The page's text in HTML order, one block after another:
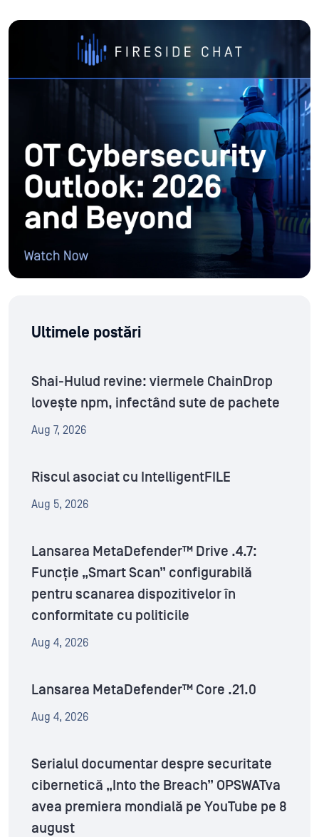
Ultimele postări
Shai-Hulud revine: viermele ChainDrop
lovește npm, infectând sute de pachete
Aug 7, 2026
Riscul asociat cu IntelligentFILE
Aug 5, 2026
Lansarea MetaDefender™ Drive .4.7:
Funcție „Smart Scan” configurabilă
pentru scanarea dispozitivelor în
conformitate cu politicile
Aug 4, 2026
Lansarea MetaDefender™ Core .21.0
Aug 4, 2026
Serialul documentar despre securitate
cibernetică „Into the Breach” OPSWATva
avea premiera mondială pe YouTube pe 8
august